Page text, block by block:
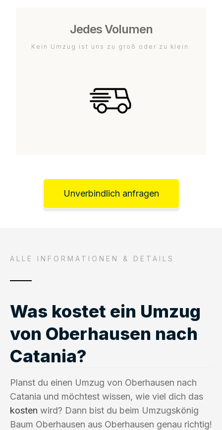
Jedes Volumen
Kein Umzug ist uns zu groß oder zu klein.
Unverbindlich anfragen
ALLE INFORMATIONEN & DETAILS
Was kostet ein Umzug
von Oberhausen nach
Catania?
Planst du einen Umzug von Oberhausen nach
Catania und möchtest wissen, wie viel dich das
kosten wird? Dann bist du beim Umzugskönig
Baum Oberhausen aus Oberhausen genau richtig!